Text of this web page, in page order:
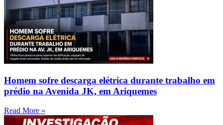
Homem sofre descarga elétrica durante trabalho em
prédio na Avenida JK, em Ariquemes
Read More »